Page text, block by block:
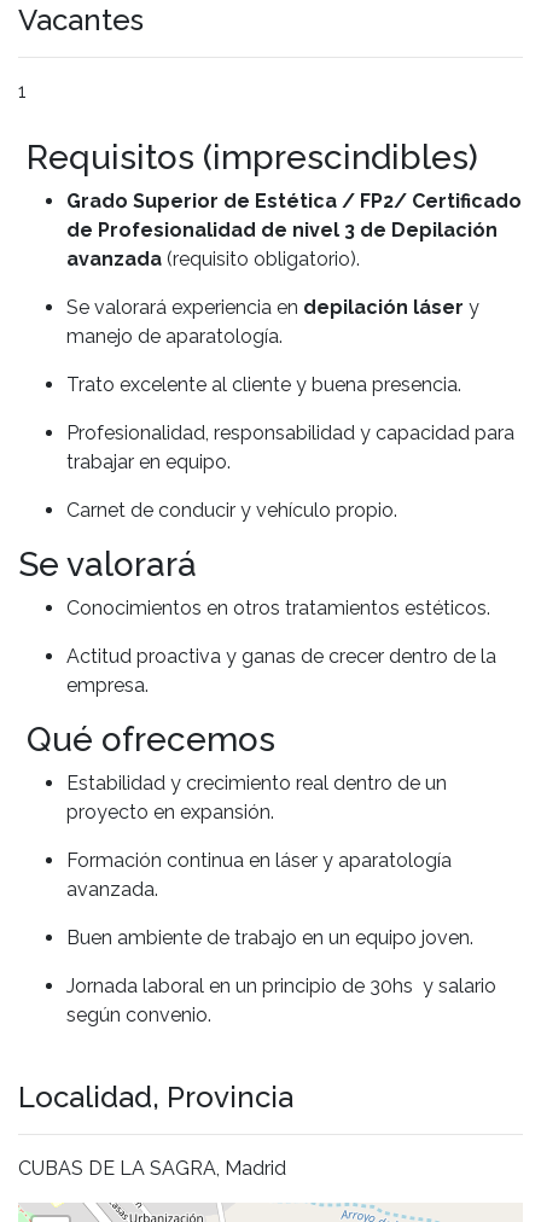
Vacantes
1
Requisitos (imprescindibles)
Grado Superior de Estética / FP2/ Certificado
de Profesionalidad de nivel 3 de Depilación
avanzada (requisito obligatorio).
Se valorará experiencia en depilación láser y
manejo de aparatología.
Trato excelente al cliente y buena presencia.
Profesionalidad, responsabilidad y capacidad para
trabajar en equipo.
Carnet de conducir y vehículo propio.
Se valorará
Conocimientos en otros tratamientos estéticos.
Actitud proactiva y ganas de crecer dentro de la
empresa.
Qué ofrecemos
Estabilidad y crecimiento real dentro de un
proyecto en expansión.
Formación continua en láser y aparatología
avanzada.
Buen ambiente de trabajo en un equipo joven.
Jornada laboral en un principio de 30hs y salario
según convenio.
Localidad, Provincia
CUBAS DE LA SAGRA, Madrid